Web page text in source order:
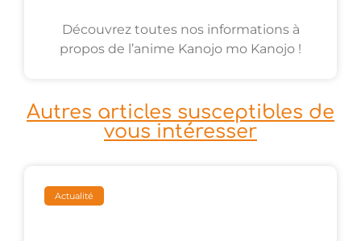
Découvrez toutes nos informations à
propos de l’anime Kanojo mo Kanojo !
Autres articles susceptibles de
vous intéresser
Actualité